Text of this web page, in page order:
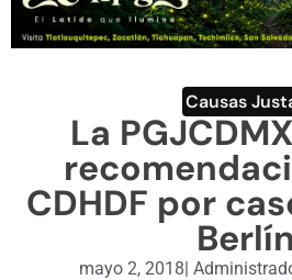
DEPORTES
ENGLISH
VIDEOS
Causas
La
CDHDF por
Berlín
mayo 2, 2018|